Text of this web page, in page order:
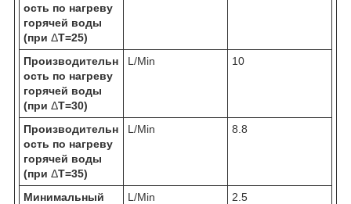
ость по нагреву
горячей воды
(при ΔТ=25)
Производительн
ость по нагреву
горячей воды
(при ΔТ=30)
L/Min 10
Производительн
ость по нагреву
горячей воды
(при ΔТ=35)
L/Min 8.8
Минимальный
L/Min 2.5